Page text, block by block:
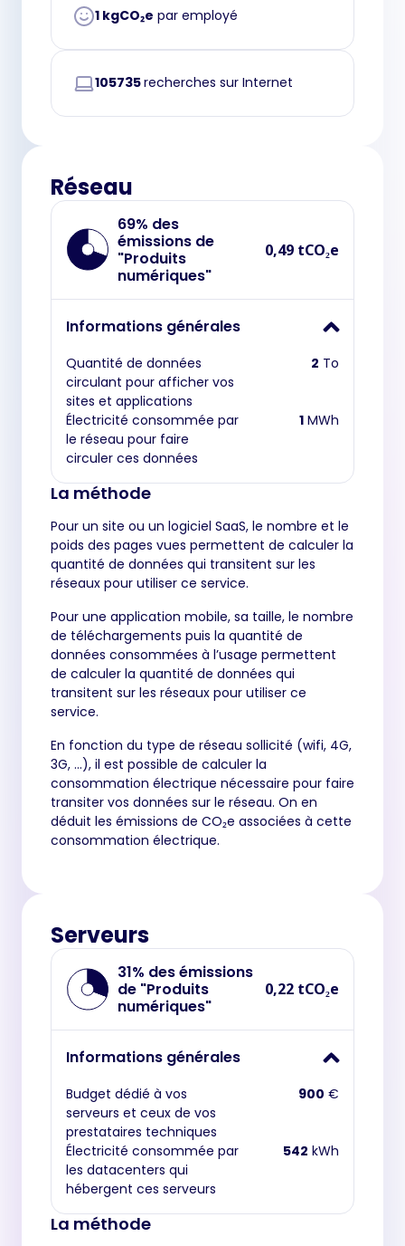
1 kgCO₂e par employé
105735recherches sur Internet
Réseau
69% des
émissions de
"Produits
numériques"
0,49 tCO₂e
Informations générales
Quantité de données
circulant pour afficher vos
sites et applications
2 To
Électricité consommée par
le réseau pour faire
circuler ces données
1 MWh
La méthode
Pour un site ou un logiciel SaaS, le nombre et le
poids des pages vues permettent de calculer la
quantité de données qui transitent sur les
réseaux pour utiliser ce service.
Pour une application mobile, sa taille, le nombre
de téléchargements puis la quantité de
données consommées à l’usage permettent
de calculer la quantité de données qui
transitent sur les réseaux pour utiliser ce
service.
En fonction du type de réseau sollicité (wifi, 4G,
3G, …), il est possible de calculer la
consommation électrique nécessaire pour faire
transiter vos données sur le réseau. On en
déduit les émissions de CO₂e associées à cette
consommation électrique.
Serveurs
31% des émissions
de "Produits
numériques"
0,22 tCO₂e
Informations générales
Budget dédié à vos
serveurs et ceux de vos
prestataires techniques
900 €
Électricité consommée par
les datacenters qui
hébergent ces serveurs
542 kWh
La méthode